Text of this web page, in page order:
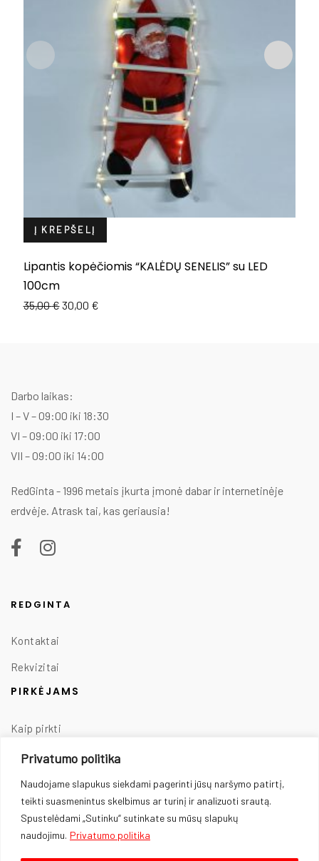
Privatumo politika
Naudojame slapukus siekdami pagerinti jūsų naršymo patirtį,
teikti suasmenintus skelbimus ar turinį ir analizuoti srautą.
Spustelėdami „Sutinku“ sutinkate su mūsų slapukų
naudojimu. Privatumo politika
Į KREPŠELĮ
Lipantis kopėčiomis “KALĖDŲ SENELIS” su LED
100cm
35,00€
Original 30,00 €
Current
Darbo laikas:
I – V – 09:00 iki 18:30
VI – 09:00 iki 17:00
VII – 09:00 iki 14:00
RedGinta - 1996 metais įkurta įmonė dabar ir internetinėje
erdvėje. Atrask tai, kas geriausia!
REDGINTA
Kontaktai
Rekvizitai
PIRKĖJAMS
Kaip pirkti
Taisyklės
Prekių pristatymas
Prekių grąžinimas
Privatumo politika